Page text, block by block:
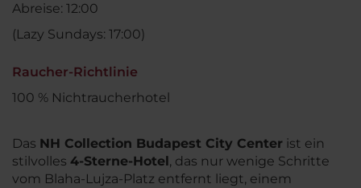
Abreise: 12:00
(Lazy Sundays: 17:00)
Raucher-Richtlinie
100 % Nichtraucherhotel
Das NH Collection Budapest City Center ist ein
stilvolles 4-Sterne-Hotel , das nur wenige Schritte
vom Blaha-Lujza-Platz entfernt liegt, einem